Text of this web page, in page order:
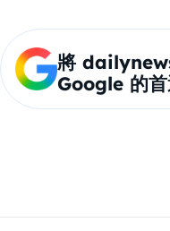
dollar’s
pricesu003c/
that could quickly
將
Google 的